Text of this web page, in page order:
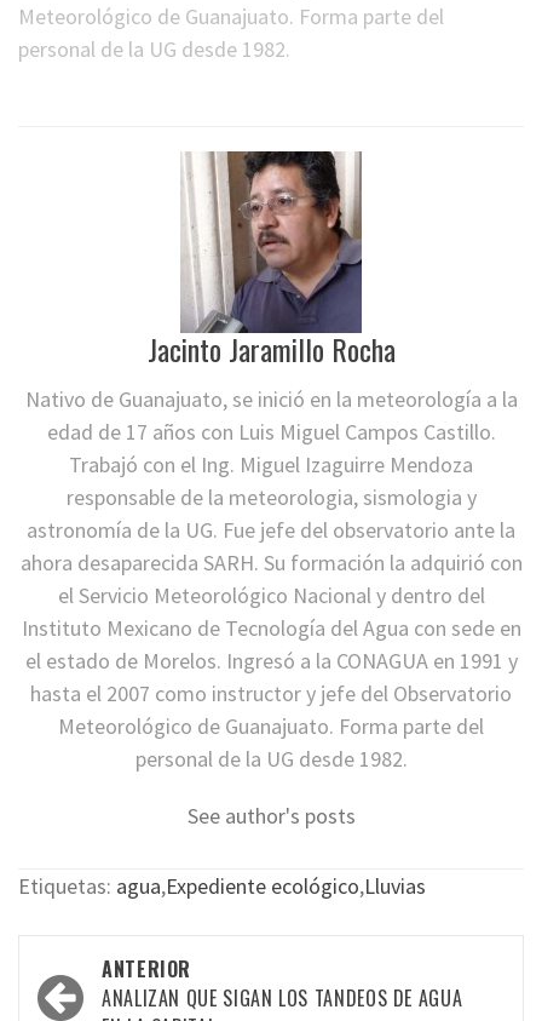
Meteorológico de Guanajuato. Forma parte del
personal de la UG desde 1982.
Jacinto Jaramillo Rocha
Nativo de Guanajuato, se inició en la meteorología a la
edad de 17 años con Luis Miguel Campos Castillo.
Trabajó con el Ing. Miguel Izaguirre Mendoza
responsable de la meteorologia, sismologia y
astronomía de la UG. Fue jefe del observatorio ante la
ahora desaparecida SARH. Su formación la adquirió con
el Servicio Meteorológico Nacional y dentro del
Instituto Mexicano de Tecnología del Agua con sede en
el estado de Morelos. Ingresó a la CONAGUA en 1991 y
hasta el 2007 como instructor y jefe del Observatorio
Meteorológico de Guanajuato. Forma parte del
personal de la UG desde 1982.
See author's posts
Etiquetas: agua,Expediente ecológico,Lluvias
Navegación
por
ANTERIOR
ANALIZAN QUE SIGAN LOS TANDEOS DE AGUA